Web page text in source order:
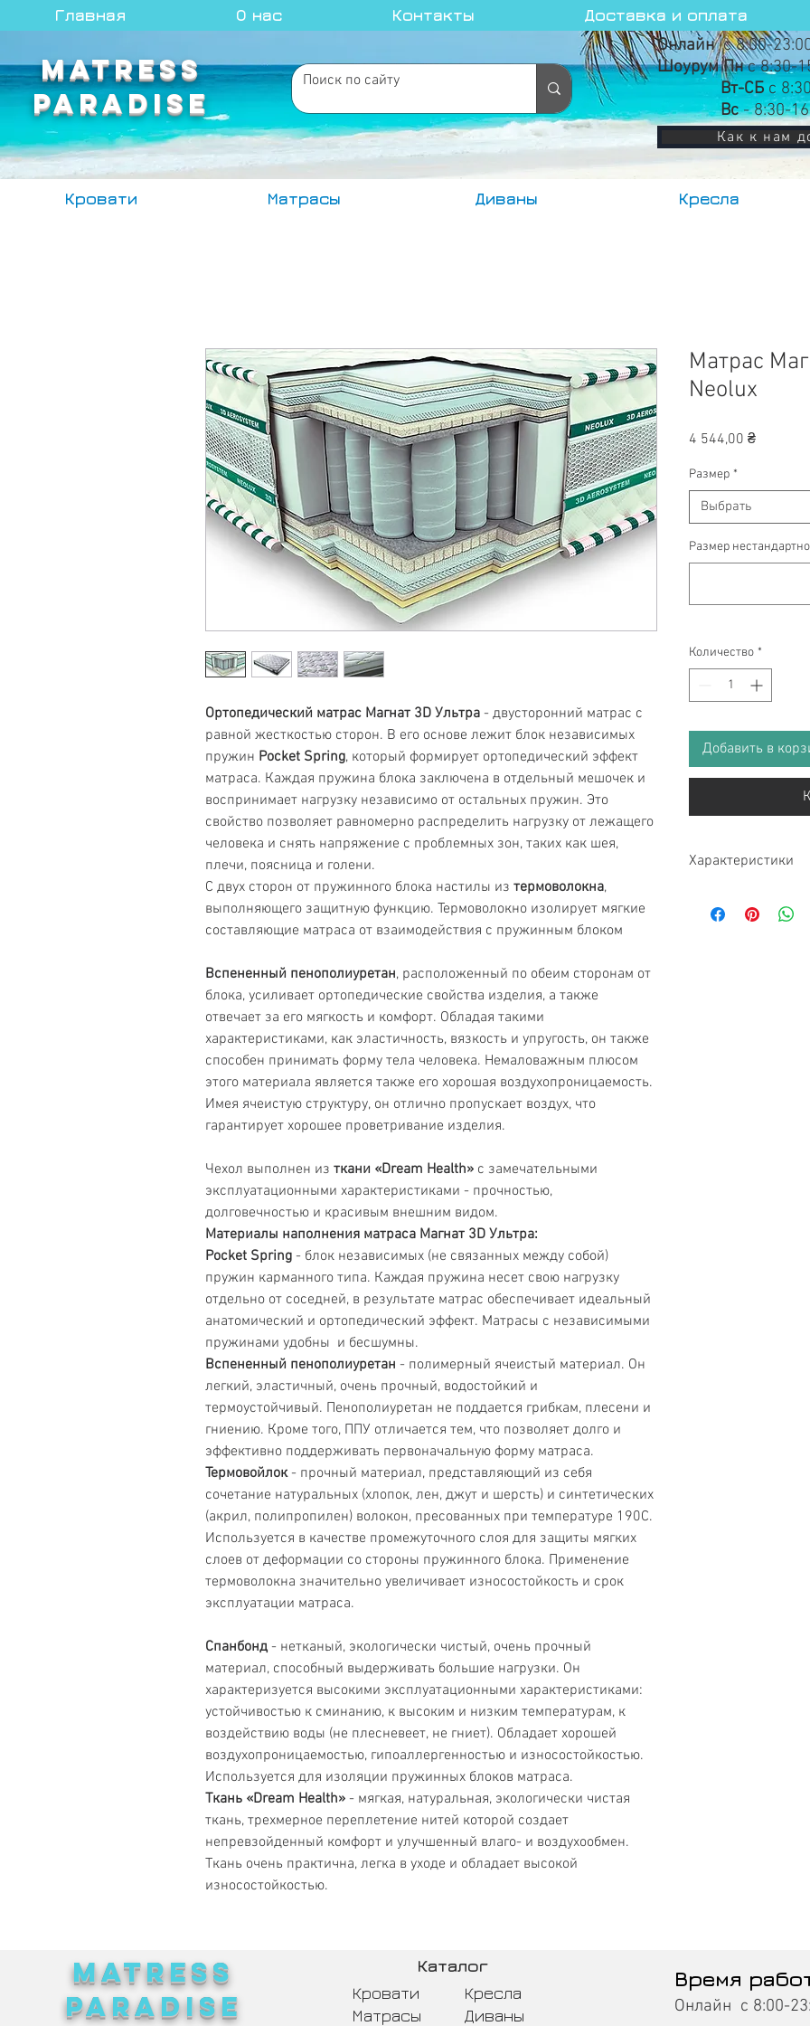
Главная О нас Контакты Доставка и оплата
MATRESS
PARADISE
Онлайнс 8:00-
Шоурум Пнс 8:30-
Вт-СБс
Вс- 8:30-
Как к нам
Кровати Матрасы Диваны Кресла
Ортопедический матрас Магнат 3D Ультра - двусторонний матрас с
равной жесткостью сторон. В его основе лежит блок независимых
пружин Pocket Spring, который формирует ортопедический эффект
матраса. Каждая пружина блока заключена в отдельный мешочек и
воспринимает нагрузку независимо от остальных пружин. Это
свойство позволяет равномерно распределить нагрузку от лежащего
человека и снять напряжение с проблемных зон, таких как шея,
плечи, поясница и голени.
С двух сторон от пружинного блока настилы из термоволокна,
выполняющего защитную функцию. Термоволокно изолирует мягкие
составляющие матраса от взаимодействия с пружинным блоком
Вспененный пенополиуретан, расположенный по обеим сторонам от
блока, усиливает ортопедические свойства изделия, а также
отвечает за его мягкость и комфорт. Обладая такими
характеристиками, как эластичность, вязкость и упругость, он также
способен принимать форму тела человека. Немаловажным плюсом
этого материала является также его хорошая воздухопроницаемость.
Имея ячеистую структуру, он отлично пропускает воздух, что
гарантирует хорошее проветривание изделия.
Чехол выполнен из ткани «Dream Health» с замечательными
эксплуатационными характеристиками - прочностью,
долговечностью и красивым внешним видом.
Материалы наполнения матраса Магнат 3D Ультра:
Pocket Spring - блок независимых (не связанных между собой)
пружин карманного типа. Каждая пружина несет свою нагрузку
отдельно от соседней, в результате матрас обеспечивает идеальный
анатомический и ортопедический эффект. Матрасы с независимыми
пружинами удобны и бесшумны.
Вспененный пенополиуретан - полимерный ячеистый материал. Он
легкий, эластичный, очень прочный, водостойкий и
термоустойчивый. Пенополиуретан не поддается грибкам, плесени и
гниению. Кроме того, ППУ отличается тем, что позволяет долго и
эффективно поддерживать первоначальную форму матраса.
Термовойлок- прочный материал, представляющий из себя
сочетание натуральных (хлопок, лен, джут и шерсть) и синтетических
(акрил, полипропилен) волокон, пресованных при температуре 190С.
Используется в качестве промежуточного слоя для защиты мягких
слоев от деформации со стороны пружинного блока. Применение
термоволокна значительно увеличивает износостойкость и срок
эксплуатации матраса.
Спанбонд - нетканый, экологически чистый, очень прочный
материал, способный выдерживать большие нагрузки. Он
характеризуется высокими эксплуатационными характеристиками:
устойчивостью к сминанию, к высоким и низким температурам, к
воздействию воды (не плесневеет, не гниет). Обладает хорошей
воздухопроницаемостью, гипоаллергенностью и износостойкостью.
Используется для изоляции пружинных блоков матраса.
Ткань «Dream Health» - мягкая, натуральная, экологически чистая
ткань, трехмерное переплетение нитей которой создает
непревзойденный комфорт и улучшенный влаго- и воздухообмен.
Ткань очень практична, легка в уходе и обладает высокой
износостойкостью.
Матрас
Neolux
4 544,00 ₴Цена
Размер *
Выбрать
Размер
Количество *
Добавить в
Характеристики
Тип
MATRESS
PARADISE
Каталог
Кровати
Матрасы
Кресла
Диваны
Время
Онлайн с 8:00-